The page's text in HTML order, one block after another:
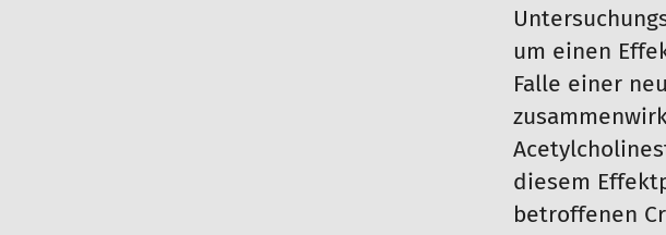
um einen
Falle einer
diesem
betroffenen